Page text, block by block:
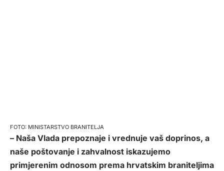
MINISTARSTVO BRANITELJA
– Naša Vlada prepoznaje i vrednuje vaš doprinos, a
naše poštovanje i zahvalnost iskazujemo
primjerenim odnosom prema hrvatskim braniteljima